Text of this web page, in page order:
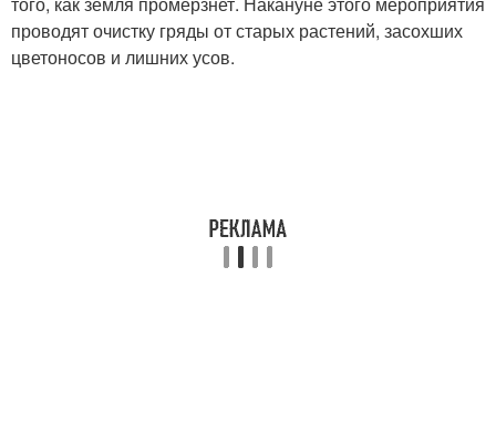
проводят очистку гряды от старых растений, засохших
цветоносов и лишних усов.